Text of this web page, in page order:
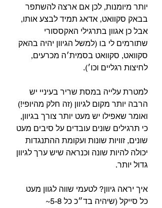
יותר מיומנות, לכן אם ארצה להשתפר
בבאק סקוואט, אדאג תמיד לבצע אותו,
אבל כן אגוון בתרגילי האקססורי
שתורמים לי בו (למשל הגיוון יהיה בהאק
סקוואט, סקוואט בסמית׳ה מכרעים,
לחיצות רגליים וכו׳). ⁣
למטרת עלייה במסת שריר בעיניי יש
הרבה יותר מקום לגיוון (זה חלק מהיופי!)
ואומר שאפילו יש מעט יותר צורך בגיוון,
כי תרגילים שונים עובדים על סיבים מעט
שונים, זוויות שונות ועקומת ההתנגדות
יכולה להיות שונה וכנראה שיש ערך לגיוון
גדול יותר.⁣
איך יראה גיוון? לטעמי שווה לגוון מעט
כל סייקל (שיהיה בד״כ כל 5-8~